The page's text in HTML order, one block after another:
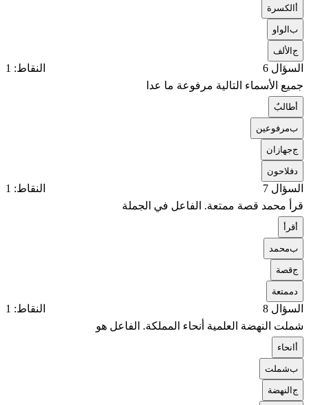
الكسرة
بالواو
جالألف
السؤال 6
النقاط: 1
جميع الأسماء التالية مرفوعة ما عدا
طالبٌ
بمرفوعين
ججهازان
فلاحون
السؤال 7
النقاط: 1
قرأ محمد قصة ممتعة. الفاعل في الجملة
قرأ
بمحمد
جقصة
ممتعة
السؤال 8
النقاط: 1
شملت النهضة العلمية أنحاء المملكة. الفاعل هو
انحاء
بشملت
جالنهضة